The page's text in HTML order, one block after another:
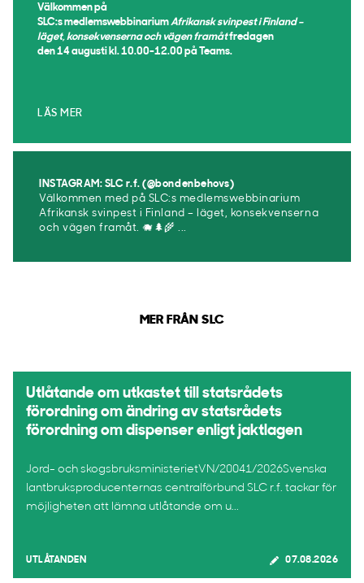
Välkommen på
SLC:s medlemswebbinariumAfrikansk svinpest i Finland –
läget, konsekvenserna och vägen framåtfredagen
den 14 augusti kl. 10.00-12.00 på Teams.
LÄS MER
INSTAGRAM: SLC r.f. (@bondenbehovs)
Välkommen med på SLC:s medlemswebbinarium
Afrikansk svinpest i Finland – läget, konsekvenserna
och vägen framåt. 🐗🌲🌾 ...
MER FRÅN SLC
Utlåtande om utkastet till statsrådets
förordning om ändring av statsrådets
förordning om dispenser enligt jaktlagen
Jord- och skogsbruksministerietVN/20041/2026Svenska
lantbruksproducenternas centralförbund SLC r.f. tackar för
möjligheten att lämna utlåtande om u...
UTLÅTANDEN 07.08.2026